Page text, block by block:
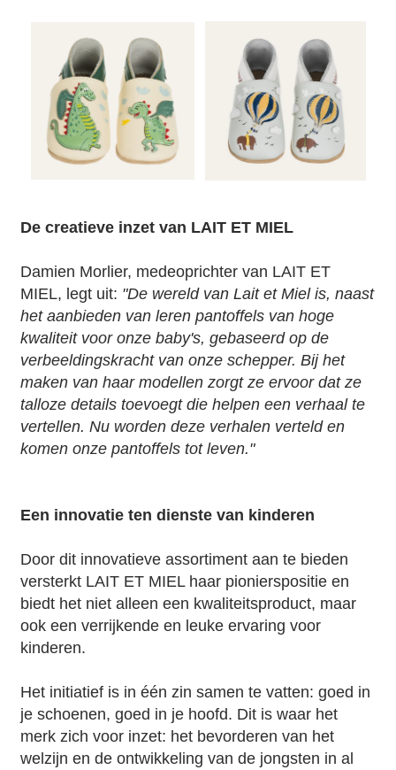
De creatieve inzet van LAIT ET MIEL
Damien Morlier, medeoprichter van LAIT ET
MIEL, legt uit: "De wereld van Lait et Miel is, naast
het aanbieden van leren pantoffels van hoge
kwaliteit voor onze baby's, gebaseerd op de
verbeeldingskracht van onze schepper. Bij het
maken van haar modellen zorgt ze ervoor dat ze
talloze details toevoegt die helpen een verhaal te
vertellen. Nu worden deze verhalen verteld en
komen onze pantoffels tot leven."
Een innovatie ten dienste van kinderen
Door dit innovatieve assortiment aan te bieden
versterkt LAIT ET MIEL haar pionierspositie en
biedt het niet alleen een kwaliteitsproduct, maar
ook een verrijkende en leuke ervaring voor
kinderen.
Het initiatief is in één zin samen te vatten: goed in
je schoenen, goed in je hoofd. Dit is waar het
merk zich voor inzet: het bevorderen van het
welzijn en de ontwikkeling van de jongsten in al